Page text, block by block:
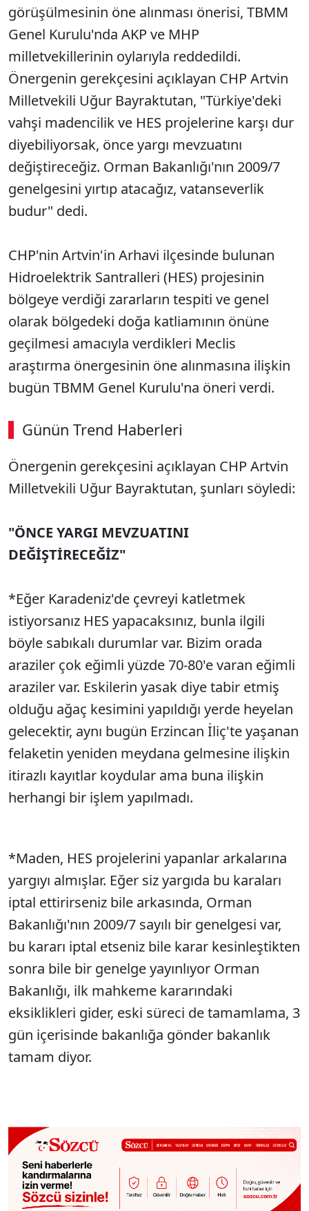
görüşülmesinin öne alınması önerisi, TBMM
Genel Kurulu'nda AKP ve MHP
milletvekillerinin oylarıyla reddedildi.
Önergenin gerekçesini açıklayan CHP Artvin
Milletvekili Uğur Bayraktutan, "Türkiye'deki
vahşi madencilik ve HES projelerine karşı dur
diyebiliyorsak, önce yargı mevzuatını
değiştireceğiz. Orman Bakanlığı'nın 2009/7
genelgesini yırtıp atacağız, vatanseverlik
budur" dedi.
CHP'nin Artvin'in Arhavi ilçesinde bulunan
Hidroelektrik Santralleri (HES) projesinin
bölgeye verdiği zararların tespiti ve genel
olarak bölgedeki doğa katliamının önüne
geçilmesi amacıyla verdikleri Meclis
araştırma önergesinin öne alınmasına ilişkin
bugün TBMM Genel Kurulu'na öneri verdi.
Günün Trend Haberleri
00:03 / 09:08
Sesi Aç
Önergenin gerekçesini açıklayan CHP Artvin
Milletvekili Uğur Bayraktutan, şunları söyledi:
"ÖNCE YARGI MEVZUATINI
DEĞİŞTİRECEĞİZ"
*Eğer Karadeniz'de çevreyi katletmek
istiyorsanız HES yapacaksınız, bunla ilgili
böyle sabıkalı durumlar var. Bizim orada
araziler çok eğimli yüzde 70-80'e varan eğimli
araziler var. Eskilerin yasak diye tabir etmiş
olduğu ağaç kesimini yapıldığı yerde heyelan
gelecektir, aynı bugün Erzincan İliç'te yaşanan
felaketin yeniden meydana gelmesine ilişkin
itirazlı kayıtlar koydular ama buna ilişkin
herhangi bir işlem yapılmadı.
*Maden, HES projelerini yapanlar arkalarına
yargıyı almışlar. Eğer siz yargıda bu karaları
iptal ettirirseniz bile arkasında, Orman
Bakanlığı'nın 2009/7 sayılı bir genelgesi var,
bu kararı iptal etseniz bile karar kesinleştikten
sonra bile bir genelge yayınlıyor Orman
Bakanlığı, ilk mahkeme kararındaki
eksiklikleri gider, eski süreci de tamamlama, 3
gün içerisinde bakanlığa gönder bakanlık
tamam diyor.